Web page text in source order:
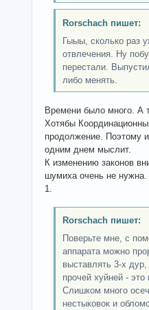
Rorschach пишет:
Гыыы, сколько раз
отвлечения. Ну
перестали.
либо менять.
Времени было много. А
Хотябы
продолжение. Поэтому
одним днем мыслит.
К изменению законов
шумиха очень не нужна.
1.
Rorschach пишет:
Поверьте мне, с
аппарата можно
выставлять 3-х
прочей хуйней - это
Слишком много
нестыковок и